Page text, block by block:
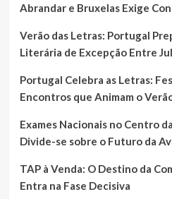
Abrandar e Bruxelas Exige
Verão das Letras: Portugal
Literária de Excepção Entre
Portugal Celebra as Letras:
Encontros que Animam o
Exames Nacionais no Centro
Divide-se sobre o Futuro da
TAP à Venda: O Destino da
Entra na Fase Decisiva